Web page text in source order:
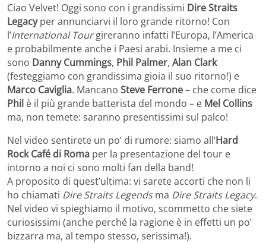
Ciao Velvet! Oggi sono con i grandissimi Dire Straits
Legacyper annunciarvi il loro grande ritorno! Con
l’International Tourgireranno infatti l’Europa, l’America
e probabilmente anche i Paesi arabi. Insieme a me ci
sono Danny Cummings, Phil Palmer, Alan Clark
(festeggiamo con grandissima gioia il suo ritorno!) e
Marco Caviglia. Mancano Steve Ferrone– che come dice
Phil è il più grande batterista del mondo – e Mel Collins
ma, non temete: saranno presentissimi sul palco!
Nel video sentirete un po’ di rumore: siamo all’Hard
Rock Café di Roma per la presentazione del tour e
intorno a noi ci sono molti fan della band!
A proposito di quest’ultima: vi sarete accorti che non li
ho chiamati Dire Straits Legendsma Dire Straits Legacy.
Nel video vi spieghiamo il motivo, scommetto che siete
curiosissimi (anche perché la ragione è in effetti un po’
bizzarra ma, al tempo stesso, serissima!).